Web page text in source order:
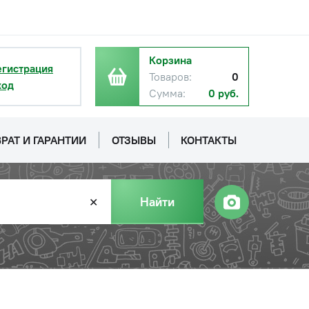
Корзина
Товаров:
0
Сумма:
0 руб.
И ГАРАНТИИ ОТЗЫВЫ КОНТАКТЫ
✕ Найти
− + Купить
НДС
НДС
− + Купить